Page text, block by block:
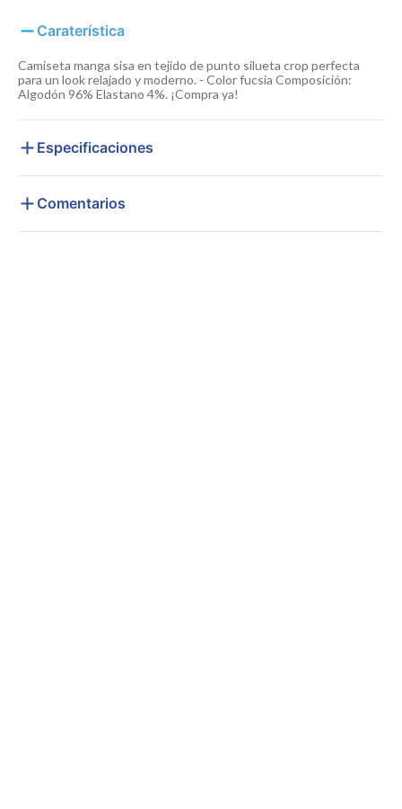
Caraterística
Camiseta manga sisa en tejido de punto silueta crop perfecta
para un look relajado y moderno. - Color fucsia Composición:
Algodón 96% Elastano 4%. ¡Compra ya!
Especificaciones
Comentarios